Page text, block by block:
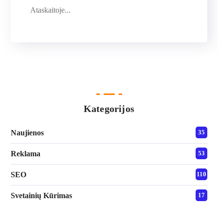
Ataskaitoje...
Kategorijos
Naujienos 35
Reklama 53
SEO 110
Svetainių Kūrimas 17